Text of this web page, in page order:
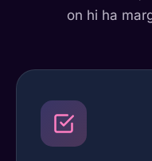
on hi ha